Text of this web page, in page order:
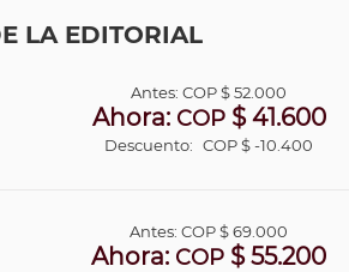
LA EDITORIAL
Antes:COP$ 52.000
Ahora: COP$ 41.600
Descuento: COP $ -10.400
Antes:COP$ 69.000
Ahora: COP $ 55.200